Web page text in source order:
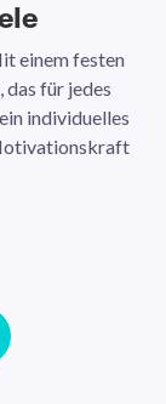
einem festen
das für jedes
individuelles